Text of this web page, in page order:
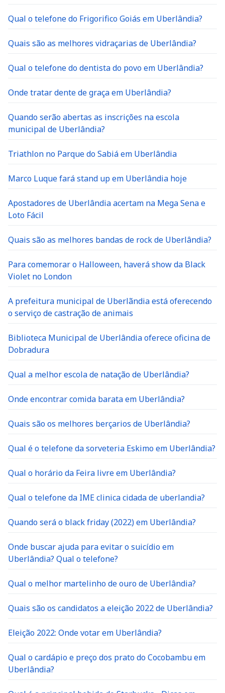
Qual o telefone do Frigorifico Goiás em Uberlândia?
Quais são as melhores vidraçarias de Uberlândia?
Qual o telefone do dentista do povo em Uberlândia?
Onde tratar dente de graça em Uberlândia?
Quando serão abertas as inscrições na escola
municipal de Uberlândia?
Triathlon no Parque do Sabiá em Uberlândia
Marco Luque fará stand up em Uberlândia hoje
Apostadores de Uberlândia acertam na Mega Sena e
Loto Fácil
Quais são as melhores bandas de rock de Uberlândia?
Para comemorar o Halloween, haverá show da Black
Violet no London
A prefeitura municipal de Uberlãndia está oferecendo
o serviço de castração de animais
Biblioteca Municipal de Uberlândia oferece oficina de
Dobradura
Qual a melhor escola de natação de Uberlândia?
Onde encontrar comida barata em Uberlândia?
Quais são os melhores berçarios de Uberlândia?
Qual é o telefone da sorveteria Eskimo em Uberlândia?
Qual o horário da Feira livre em Uberlândia?
Qual o telefone da IME clinica cidada de uberlandia?
Quando será o black friday (2022) em Uberlândia?
Onde buscar ajuda para evitar o suicídio em
Uberlândia? Qual o telefone?
Qual o melhor martelinho de ouro de Uberlândia?
Quais são os candidatos a eleição 2022 de Uberlândia?
Eleição 2022: Onde votar em Uberlândia?
Qual o cardápio e preço dos prato do Cocobambu em
Uberlândia?